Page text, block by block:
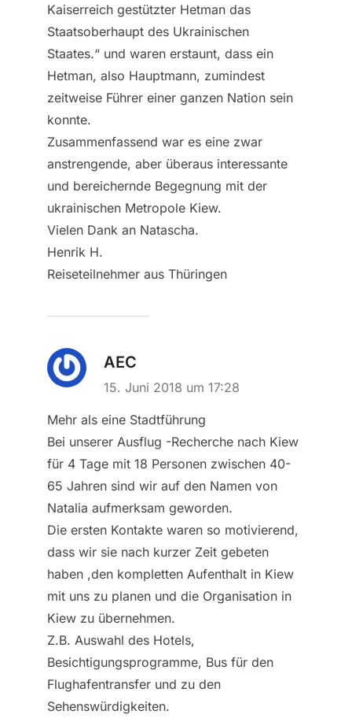
Kaiserreich gestützter Hetman das
Staatsoberhaupt des Ukrainischen
Staates.“ und waren erstaunt, dass ein
Hetman, also Hauptmann, zumindest
zeitweise Führer einer ganzen Nation sein
konnte.
Zusammenfassend war es eine zwar
anstrengende, aber überaus interessante
und bereichernde Begegnung mit der
ukrainischen Metropole Kiew.
Vielen Dank an Natascha.
Henrik H.
Reiseteilnehmer aus Thüringen
AEC
15. Juni 2018 um 17:28
Mehr als eine Stadtführung
Bei unserer Ausflug -Recherche nach Kiew
für 4 Tage mit 18 Personen zwischen 40-
65 Jahren sind wir auf den Namen von
Natalia aufmerksam geworden.
Die ersten Kontakte waren so motivierend,
dass wir sie nach kurzer Zeit gebeten
haben ,den kompletten Aufenthalt in Kiew
mit uns zu planen und die Organisation in
Kiew zu übernehmen.
Z.B. Auswahl des Hotels,
Besichtigungsprogramme, Bus für den
Flughafentransfer und zu den
Sehenswürdigkeiten.